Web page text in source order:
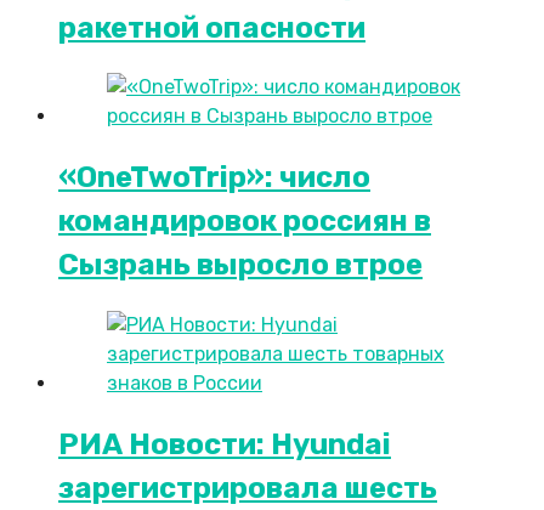
ракетной опасности
«OneTwoTrip»: число
командировок россиян в
Сызрань выросло втрое
РИА Новости: Hyundai
зарегистрировала шесть